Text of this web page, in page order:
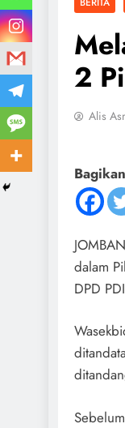
2
Alis
dalam
DPD